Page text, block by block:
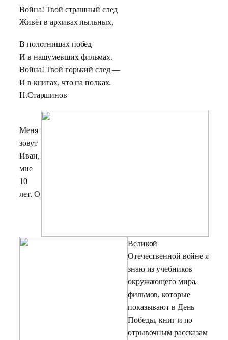
Война! Твой страшный след
Живёт в архивах пыльных,
В полотнищах побед
И в нашумевших фильмах.
Война! Твой горький след —
И в книгах, что на полках.
Н.Старшинов
Меня
зовут
Иван,
мне
10
лет. О
Великой
Отечественной войне я
знаю из учебников
окружающего мира,
фильмов, которые
показывают в День
Победы, книг и по
отрывочным рассказам